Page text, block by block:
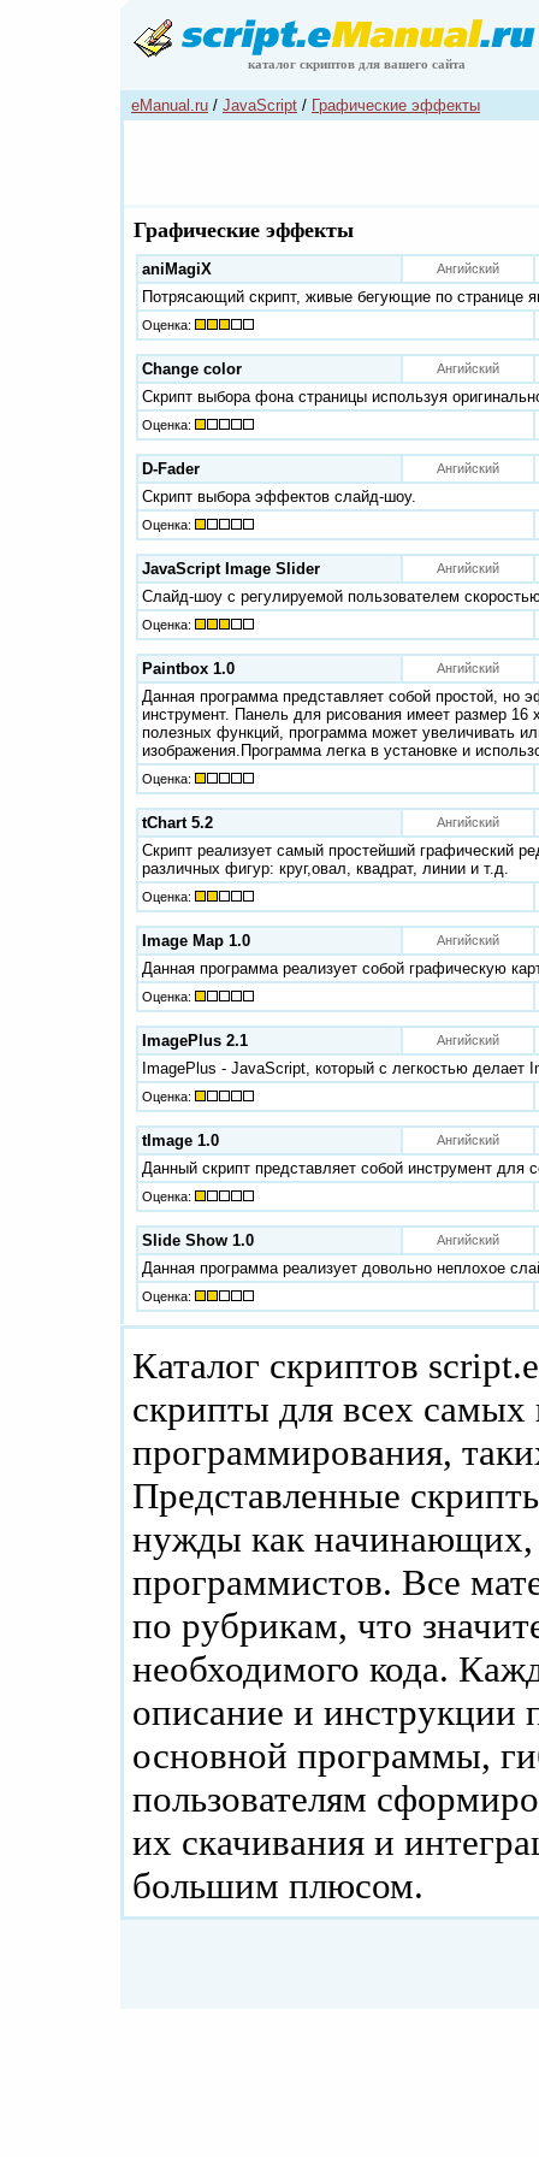
каталог скриптов для вашего сайта
eManual.ru / JavaScript / Графические эффекты
Графические эффекты
aniMagiX Ангийский
Потрясающий скрипт, живые бегующие по странице
Оценка:
Change color Ангийский
Скрипт выбора фона страницы используя
Оценка:
D-Fader Ангийский
Скрипт выбора эффектов слайд-шоу.
Оценка:
JavaScript Image Slider Ангийский
Слайд-шоу с регулируемой пользователем
Оценка:
Paintbox 1.0 Ангийский
Данная программа представляет собой простой, но
инструмент. Панель для рисования имеет размер 16
полезных функций, программа может увеличивать
изображения.Программа легка в установке и
Оценка:
tChart 5.2 Ангийский
Скрипт реализует самый простейший графический
различных фигур: круг,овал, квадрат, линии и т.д.
Оценка:
Image Map 1.0 Ангийский
Данная программа реализует собой графическую
Оценка:
ImagePlus 2.1 Ангийский
ImagePlus - JavaScript, который с легкостью делает
Оценка:
tImage 1.0 Ангийский
Данный скрипт представляет собой инструмент для
Оценка:
Slide Show 1.0 Ангийский
Данная программа реализует довольно неплохое
Оценка:
Каталог скриптов
скрипты для всех
программирования,
Представленные
нужды как начинающих,
программистов. Все
по рубрикам, что
необходимого кода.
описание и инструкции
основной программы,
пользователям
их скачивания и
большим плюсом.